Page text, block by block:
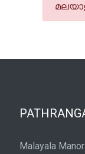
Malayala